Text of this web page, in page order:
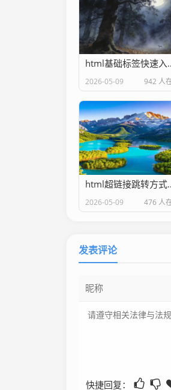
html基
2026-05-09 942 人
html超
2026-05-09 476 人
发表评论
快捷回复：